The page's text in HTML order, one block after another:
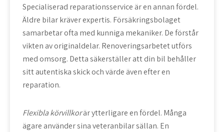
Specialiserad reparationsservice är en annan fördel.
Äldre bilar kräver expertis. Försäkringsbolaget
samarbetar ofta med kunniga mekaniker. De förstår
vikten av originaldelar. Renoveringsarbetet utförs
med omsorg. Detta säkerställer att din bil behåller
sitt autentiska skick och värde även efter en
reparation.
Flexibla körvillkorär ytterligare en fördel. Många
ägare använder sina veteranbilar sällan. En